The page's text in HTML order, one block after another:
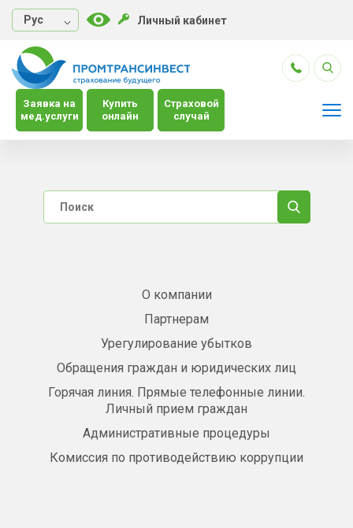
Руc Личный кабинет
Заявка на
мед.услуги
Купить
онлайн
Страховой
случай
О компании
Партнерам
Урегулирование убытков
Обращения граждан и юридических лиц
Горячая линия. Прямые телефонные линии.
Личный прием граждан
Административные процедуры
Комиссия по противодействию коррупции